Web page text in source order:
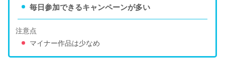
毎日参加できるキャンペーンが多い
注意点
マイナー作品は少なめ